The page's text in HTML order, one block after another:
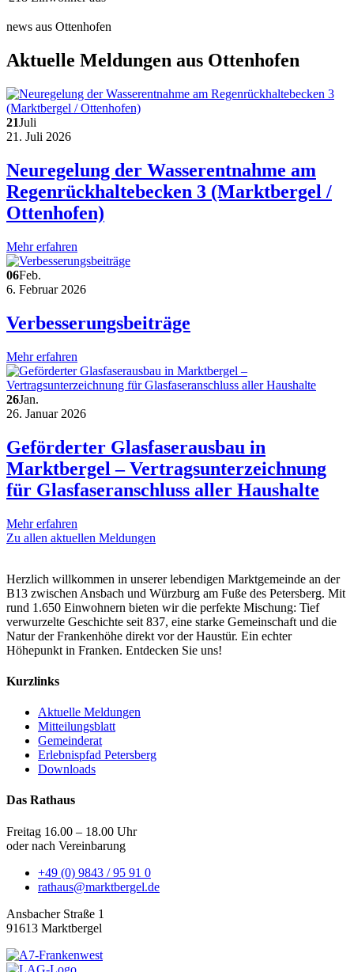
news aus Ottenhofen
Aktuelle Meldungen aus Ottenhofen
21Juli
21. Juli 2026
Neuregelung der Wasserentnahme am
Regenrückhaltebecken 3 (Marktbergel /
Ottenhofen)
Mehr erfahren
06Feb.
6. Februar 2026
Verbesserungsbeiträge
Mehr erfahren
26Jan.
26. Januar 2026
Geförderter Glasfaserausbau in
Marktbergel – Vertragsunterzeichnung
für Glasfaseranschluss aller Haushalte
Mehr erfahren
Zu allen aktuellen Meldungen
Herzlich willkommen in unserer lebendigen Marktgemeinde an der
B13 zwischen Ansbach und Würzburg am Fuße des Petersberg. Mit
rund 1.650 Einwohnern bieten wir die perfekte Mischung: Tief
verwurzelte Geschichte seit 837, eine starke Gemeinschaft und die
Natur der Frankenhöhe direkt vor der Haustür. Ein echter
Höhepunkt in Franken. Entdecken Sie uns!
Kurzlinks
Aktuelle Meldungen
Mitteilungsblatt
Gemeinderat
Erlebnispfad Petersberg
Downloads
Das Rathaus
Freitag 16.00 – 18.00 Uhr
oder nach Vereinbarung
+49 (0) 9843 / 95 91 0
rathaus@marktbergel.de
Ansbacher Straße 1
91613 Marktbergel